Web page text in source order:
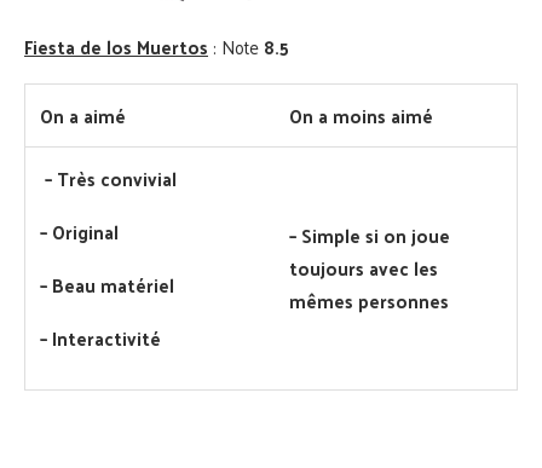
Fiesta de los Muertos : Note8.5
On a aimé
On a moins aimé
–Très convivial
– Original
– Beau matériel
– Interactivité
– Simple si on joue
toujours avec les
mêmes personnes